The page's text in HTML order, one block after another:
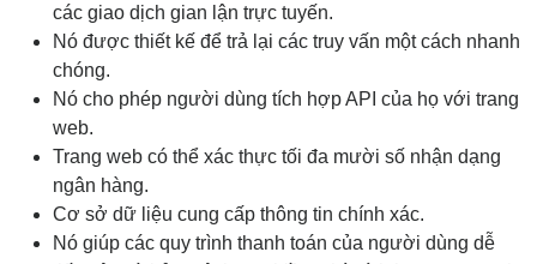
các giao dịch gian lận trực tuyến.
Nó được thiết kế để trả lại các truy vấn một cách nhanh
chóng.
Nó cho phép người dùng tích hợp API của họ với trang
web.
Trang web có thể xác thực tối đa mười số nhận dạng
ngân hàng.
Cơ sở dữ liệu cung cấp thông tin chính xác.
Nó giúp các quy trình thanh toán của người dùng dễ